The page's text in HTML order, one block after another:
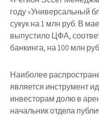
году «Универсальный
сукук на 1 млн руб. В
выпустило ЦФА,
банкинга, на 100 млн
Наиболее
является инструмент
инвесторам долю в
начальник отдела